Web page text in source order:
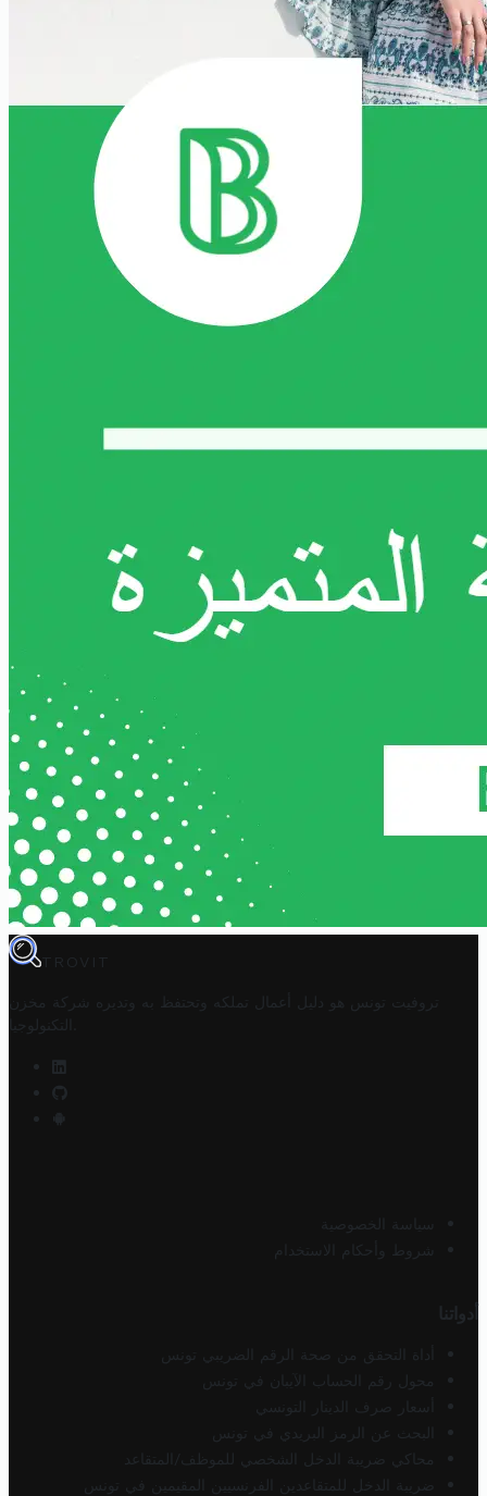
TROVIT
تروفيت تونس هو دليل أعمال تملكه وتحتفظ به وتديره
شركة مخزن
التكنولوجيا
سياسة الخصوصية
شروط وأحكام الاستخدام
أدواتنا
أداة التحقق من صحة الرقم الضريبي تونس
محول رقم الحساب الآيبان في تونس
أسعار صرف الدينار التونسي
البحث عن الرمز البريدي في تونس
محاكي ضريبة الدخل الشخصي للموظف/المتقاعد
ضريبة الدخل للمتقاعدين الفرنسيين المقيمين في تونس